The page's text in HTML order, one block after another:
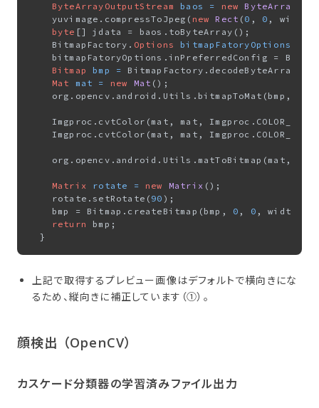
ByteArrayOutputStream
baos = new
    yuvimage.compressToJpeg(
new Rect ( 0 , 0 ,
byte [] jdata = baos.toByteArray();
    BitmapFactory.
Options bitmapFatoryOptions
bitmapFatoryOptions.inPreferredConfig =
Bitmap
bmp =
Mat
mat = new Mat ();
org.opencv.android.Utils.bitmapToMat(bmp,
Imgproc.cvtColor(mat, mat,
Imgproc.cvtColor(mat, mat,
org.opencv.android.Utils.matToBitmap(mat,
Matrix rotate = new Matrix ();
    rotate.setRotate(
90 );
    bmp = Bitmap.createBitmap(bmp,
0 , 0 , width,
return
bmp;
上記で取得するプレビュー画像はデフォルトで横向きにな
るため、縦向きに補正しています（①）。
顔検出 ​（OpenCV）
カスケード分類器の​学習済みファイル出力